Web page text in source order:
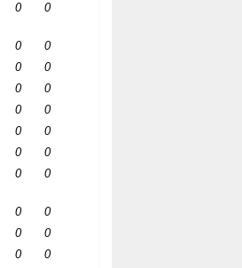
0 0
0
0
0
0
0
0
0
0
0
0
0
0
0 0
0
0
0
0
0
0